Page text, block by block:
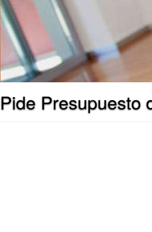
Pide Presupuesto